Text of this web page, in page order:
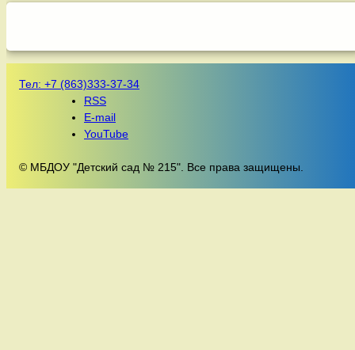
Тел: +7 (863)333-37-34
RSS
E-mail
YouTube
© МБДОУ "Детский сад № 215". Все права защищены.